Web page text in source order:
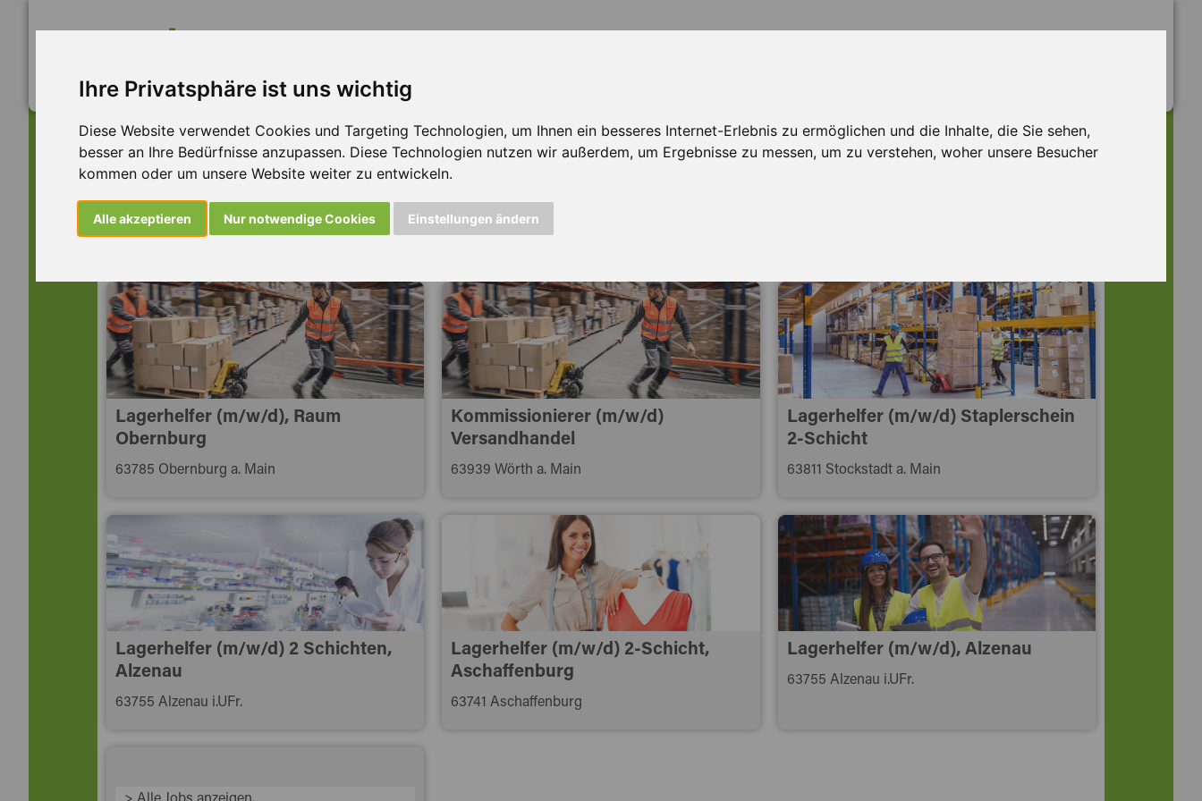
Ihre Privatsphäre ist uns wichtig
Diese Website verwendet Cookies und Targeting Technologien, um Ihnen ein besseres Internet-Erlebnis zu ermöglichen und die Inhalte, die Sie sehen,
besser an Ihre Bedürfnisse anzupassen. Diese Technologien nutzen wir außerdem, um Ergebnisse zu messen, um zu verstehen, woher unsere Besucher
kommen oder um unsere Website weiter zu entwickeln.
Alle akzeptieren Nur notwendige Cookies Einstellungen ändern
Dieser Job ist leider nicht mehr verfügbar ...
... aber vielleicht ist hier etwas dabei:
Lagerhelfer (m/w/d), Raum
Obernburg
63785 Obernburg a. Main
Kommissionierer (m/w/d)
Versandhandel
63939 Wörth a. Main
Lagerhelfer (m/w/d) Staplerschein
2-Schicht
63811 Stockstadt a. Main
Lagerhelfer (m/w/d) 2 Schichten,
Alzenau
63755 Alzenau i.UFr.
Lagerhelfer (m/w/d) 2-Schicht,
Aschaffenburg
63741 Aschaffenburg
Lagerhelfer (m/w/d), Alzenau
63755 Alzenau i.UFr.